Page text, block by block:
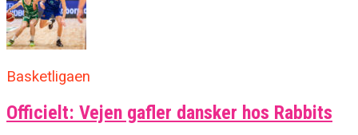
Basketligaen
Officielt: Vejen gafler dansker hos Rabbits